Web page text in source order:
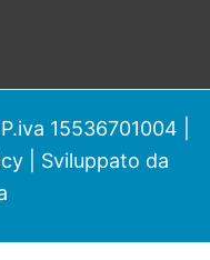
15536701004 |
| Sviluppato da